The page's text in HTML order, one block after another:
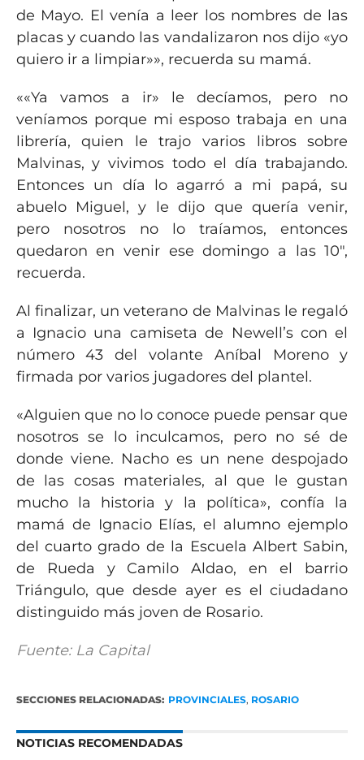
de Mayo. El venía a leer los nombres de las
placas y cuando las vandalizaron nos dijo «yo
quiero ir a limpiar»», recuerda su mamá.
««Ya vamos a ir» le decíamos, pero no
veníamos porque mi esposo trabaja en una
librería, quien le trajo varios libros sobre
Malvinas, y vivimos todo el día trabajando.
Entonces un día lo agarró a mi papá, su
abuelo Miguel, y le dijo que quería venir,
pero nosotros no lo traíamos, entonces
quedaron en venir ese domingo a las 10″,
recuerda.
Al finalizar, un veterano de Malvinas le regaló
a Ignacio una camiseta de Newell’s con el
número 43 del volante Aníbal Moreno y
firmada por varios jugadores del plantel.
«Alguien que no lo conoce puede pensar que
nosotros se lo inculcamos, pero no sé de
donde viene. Nacho es un nene despojado
de las cosas materiales, al que le gustan
mucho la historia y la política», confía la
mamá de Ignacio Elías, el alumno ejemplo
del cuarto grado de la Escuela Albert Sabin,
de Rueda y Camilo Aldao, en el barrio
Triángulo, que desde ayer es el ciudadano
distinguido más joven de Rosario.
Fuente: La Capital
SECCIONES RELACIONADAS: PROVINCIALES, ROSARIO
NOTICIAS RECOMENDADAS